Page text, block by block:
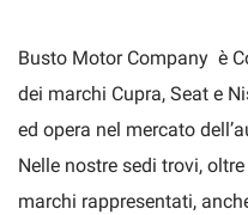
Busto Motor Company è
dei marchi Cupra, Seat e
ed opera nel mercato
Nelle nostre sedi trovi,
marchi rappresentati,
modificare
le
tue
scelte
in
qualsiasi
momento.